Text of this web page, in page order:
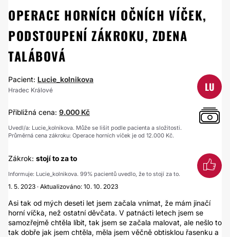
OPERACE HORNÍCH OČNÍCH VÍČEK,
PODSTOUPENÍ ZÁKROKU, ZDENA
TALÁBOVÁ
Pacient: Lucie_kolnikova
Hradec Králové LU
Přibližná cena: 9.000 Kč
Uvedl/a: Lucie_kolnikova. Může se lišit podle pacienta a složitosti.
Průměrná cena zákroku: Operace horních víček je od 12.000 Kč.
Zákrok: stojí to za to
Informuje: Lucie_kolnikova. 99% pacientů uvedlo, že to stojí za to.
1. 5. 2023 · Aktualizováno: 10. 10. 2023
Asi tak od mých deseti let jsem začala vnímat, že mám jinačí
horní víčka, než ostatní děvčata. V patnácti letech jsem se
samozřejmě chtěla líbit, tak jsem se začala malovat, ale nešlo to
tak dobře jak jsem chtěla, měla jsem věčně obtisklou řasenku a